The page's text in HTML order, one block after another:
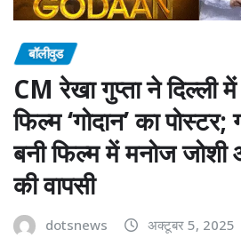
बॉलीवुड
CM रेखा गुप्ता ने दिल्ली
फिल्म ‘गोदान’ का पोस्टर;
बनी फिल्म में मनोज जोशी
की वापसी
dotsnews अक्टूबर 5, 2025